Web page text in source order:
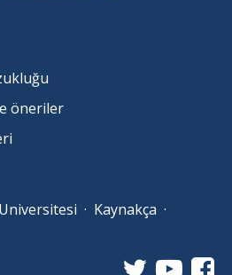
öneriler
· Kaynakça ·
Twitter